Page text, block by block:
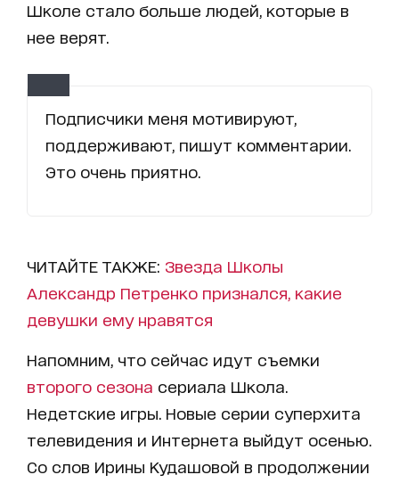
Школе стало больше людей, которые в
нее верят.
Подписчики меня мотивируют,
поддерживают, пишут комментарии.
Это очень приятно.
ЧИТАЙТЕ ТАКЖЕ: Звезда Школы
Александр Петренко признался, какие
девушки ему нравятся
Напомним, что сейчас идут съемки
второго сезона сериала Школа.
Недетские игры . Новые серии суперхита
телевидения и Интернета выйдут осенью.
Со слов Ирины Кудашовой в продолжении